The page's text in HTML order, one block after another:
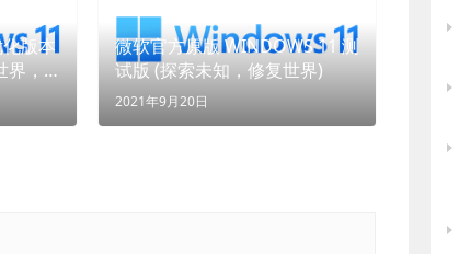
版本
，
微软官方原版 WINDOWS 11 测
试版 (探索未知，修复世界)
2021年9月20日